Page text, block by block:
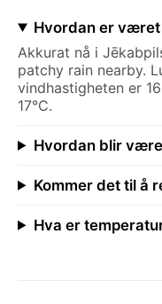
Hvordan er
Akkurat nå i
patchy rain nearby.
vindhastigheten er
17°C.
Hvordan blir
Kommer det til å
Hva er